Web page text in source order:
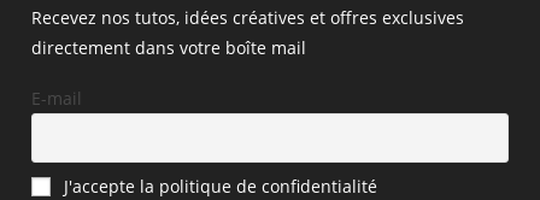
Recevez nos tutos, idées créatives et offres exclusives
directement dans votre boîte mail
E-mail
J'accepte la politique de confidentialité